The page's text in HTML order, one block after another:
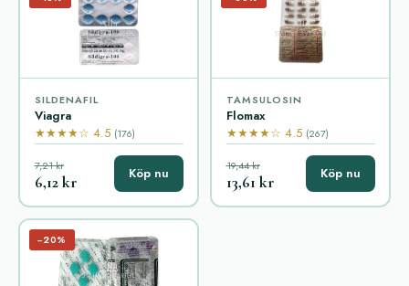
SILDENAFIL
Viagra
★★★★☆ 4.5 (176)
7,21 kr
6,12 kr Köp nu
TAMSULOSIN
Flomax
★★★★☆ 4.5 (267)
19,44 kr
13,61 kr Köp nu
−20%